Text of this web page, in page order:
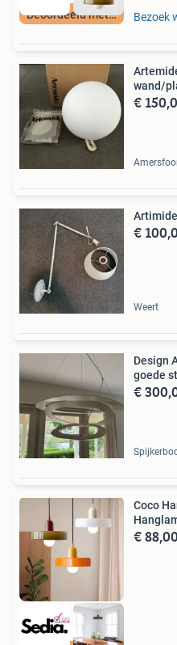
Beoordeeld met 9+ Bezoek
wand/
€
€
Weert
Design
goede
€
Coco
€ 88,00